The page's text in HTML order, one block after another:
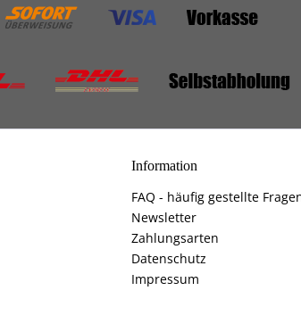
Information
FAQ - häufig gestellte
Newsletter
Zahlungsarten
Datenschutz
Impressum